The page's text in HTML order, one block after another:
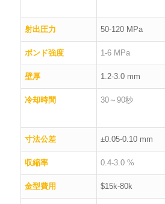
射出圧力 50-120 MPa
ボンド強度 1-6 MPa
壁厚 1.2-3.0 mm
冷却時間 30～90秒
寸法公差 ±0.05-0.10 mm
収縮率 0.4-3.0 %
金型費用 $15k-80k